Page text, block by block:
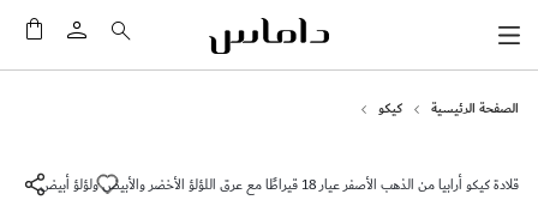
الصفحة الرئيسية كيكو
قلادة كيكو أرابيا من الذهب الأصفر عيار 18 قيراطًا مع عرق اللؤلؤ الأخضر والأبيض ولؤلؤ أبيض